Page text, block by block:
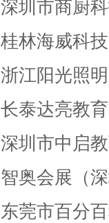
深圳市商厨
桂林海威科
浙江阳光照
长泰达亮教
深圳市中启
智奥会展（
东莞市百分